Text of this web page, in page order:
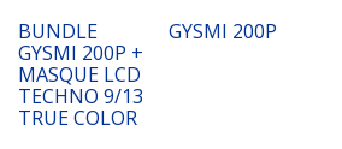
BUNDLE
GYSMI 200P +
MASQUE LCD
TECHNO 9/13
TRUE COLOR
GYSMI 200P